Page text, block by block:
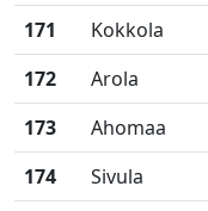
171
Kokkola
172
Arola
173
Ahomaa
174
Sivula